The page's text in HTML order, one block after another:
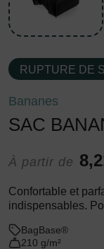
RUPTURE DE
Bananes
SAC
À partir de
Confortable et
indispensables.
BagBase®
210 g/m²